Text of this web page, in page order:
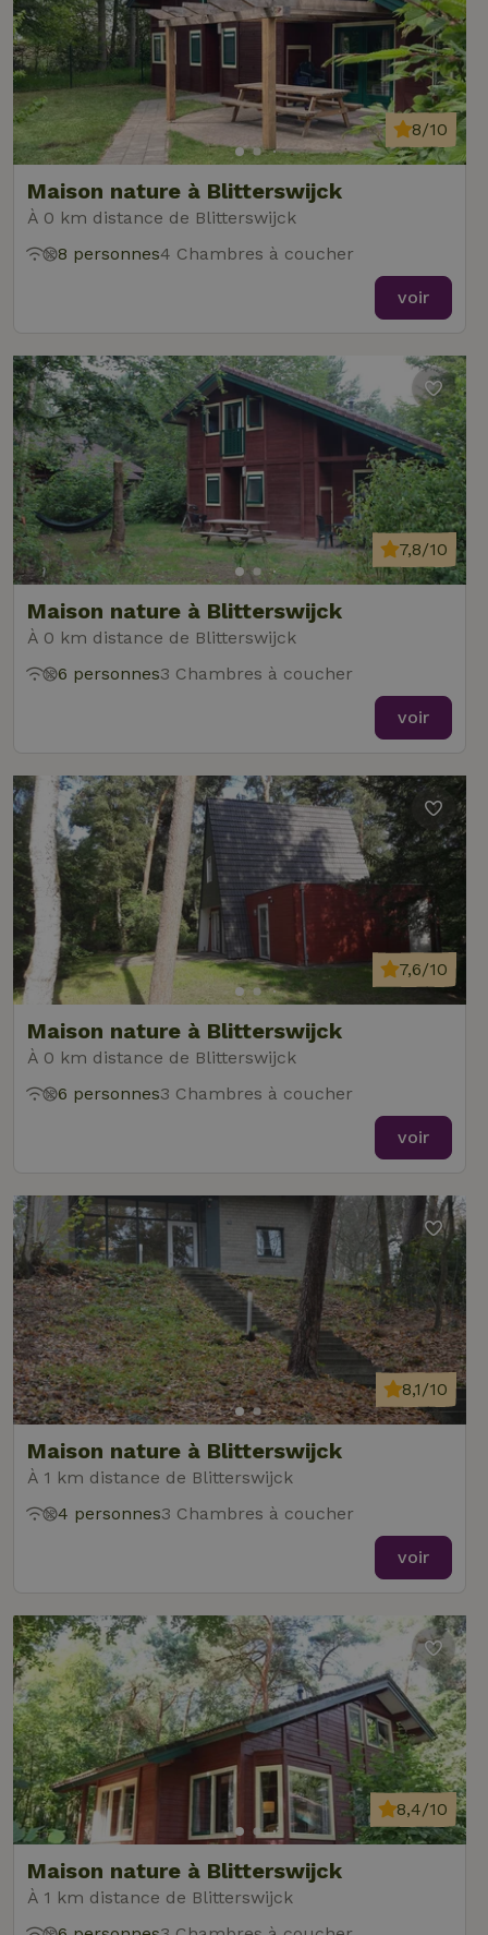
Maison nature à Blitterswijck
À 0 km distance de Blitterswijck
8/10
8 personnes4 Chambres à coucher
voir
Maison nature à Blitterswijck
À 0 km distance de Blitterswijck
7,8/10
6 personnes3 Chambres à coucher
voir
Maison nature à Blitterswijck
À 0 km distance de Blitterswijck
7,6/10
6 personnes3 Chambres à coucher
voir
Maison nature à Blitterswijck
À 1 km distance de Blitterswijck
8,1/10
4 personnes3 Chambres à coucher
voir
Maison nature à Blitterswijck
À 1 km distance de Blitterswijck
8,4/10